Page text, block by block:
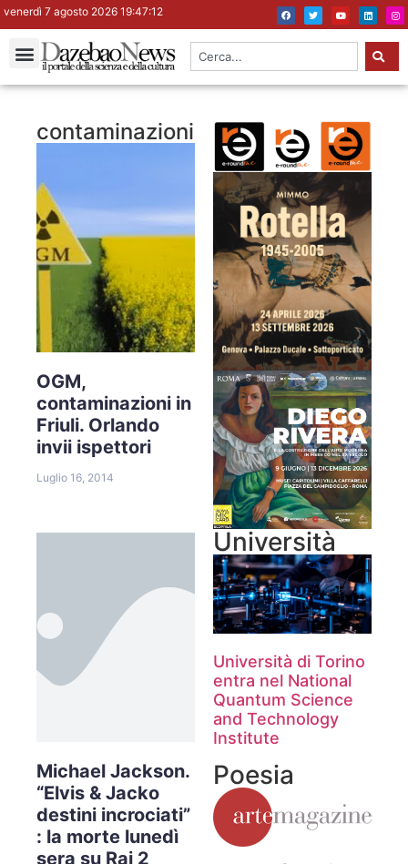
venerdì 7 agosto 2026 19:47:12
contaminazioni
OGM,
contaminazioni in
Friuli. Orlando
invii ispettori
Luglio 16, 2014
Michael Jackson.
“Elvis & Jacko
destini incrociati”
: la morte lunedì
sera su Rai 2
Università
Università di Torino
entra nel National
Quantum Science
and Technology
Institute
Poesia